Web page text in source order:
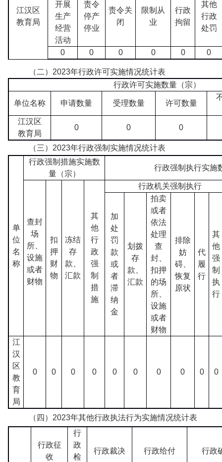
江汉区
教育局
开展
生产
经营
活动
责令
停产
停业
责令关
闭
限制从
业
行政
拘留
其他
行政
处罚
0 0 0 0 0 0
（二）2023年行政许可实施情况统计表
行政许可实施数量（宗）
单位名称 申请数量 受理数量 许可数量
江汉区
教育局
0 0 0
（三）2023年行政强制实施情况统计表
单
位
名
称
行政强制措施实施数
量（宗）
行政强制执行实施
查封
场
所、
设施
或者
财物
扣
押
财
物
冻结
存
款、
汇款
其
他
行
政
强
制
措
施
行政机关强制执行
加
处
罚
款
或
者
滞
纳
金
划拨
存
款、
汇款
拍卖
或者
依法
处理
查
封、
扣押
的场
所、
设施
或者
财物
排除
妨
碍、
恢复
原状
代
履
行
其
他
强
制
执
行
江
汉
区
教
育
局
0 0 0 0 0 0 0 0 0 0
（四）2023年其他行政执法行为实施情况统计表
行政征
收
行
政
检
行政裁决 行政给付 行政